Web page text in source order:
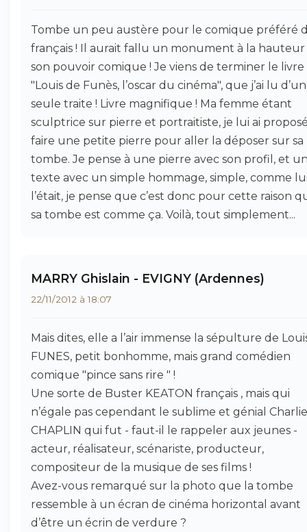
Tombe un peu austère pour le comique préféré
français ! Il aurait fallu un monument à la hauteur
son pouvoir comique ! Je viens de terminer le livre
"Louis de Funès, l’oscar du cinéma", que j’ai lu
seule traite ! Livre magnifique ! Ma femme étant
sculptrice sur pierre et portraitiste, je lui ai
faire une petite pierre pour aller la déposer sur sa
tombe. Je pense à une pierre avec son profil, et
texte avec un simple hommage, simple, comme
l’était, je pense que c’est donc pour cette raison
sa tombe est comme ça. Voilà, tout simplement...
MARRY Ghislain - EVIGNY (Ardennes)
22/11/2012 à 18:07
Mais dites, elle a l’air immense la sépulture de
FUNES, petit bonhomme, mais grand comédien
comique "pince sans rire " !
Une sorte de Buster KEATON français , mais qui
n’égale pas cependant le sublime et génial Charlie
CHAPLIN qui fut - faut-il le rappeler aux jeunes -
acteur, réalisateur, scénariste, producteur,
compositeur de la musique de ses films !
Avez-vous remarqué sur la photo que la tombe
ressemble à un écran de cinéma horizontal avant
d’être un écrin de verdure ?